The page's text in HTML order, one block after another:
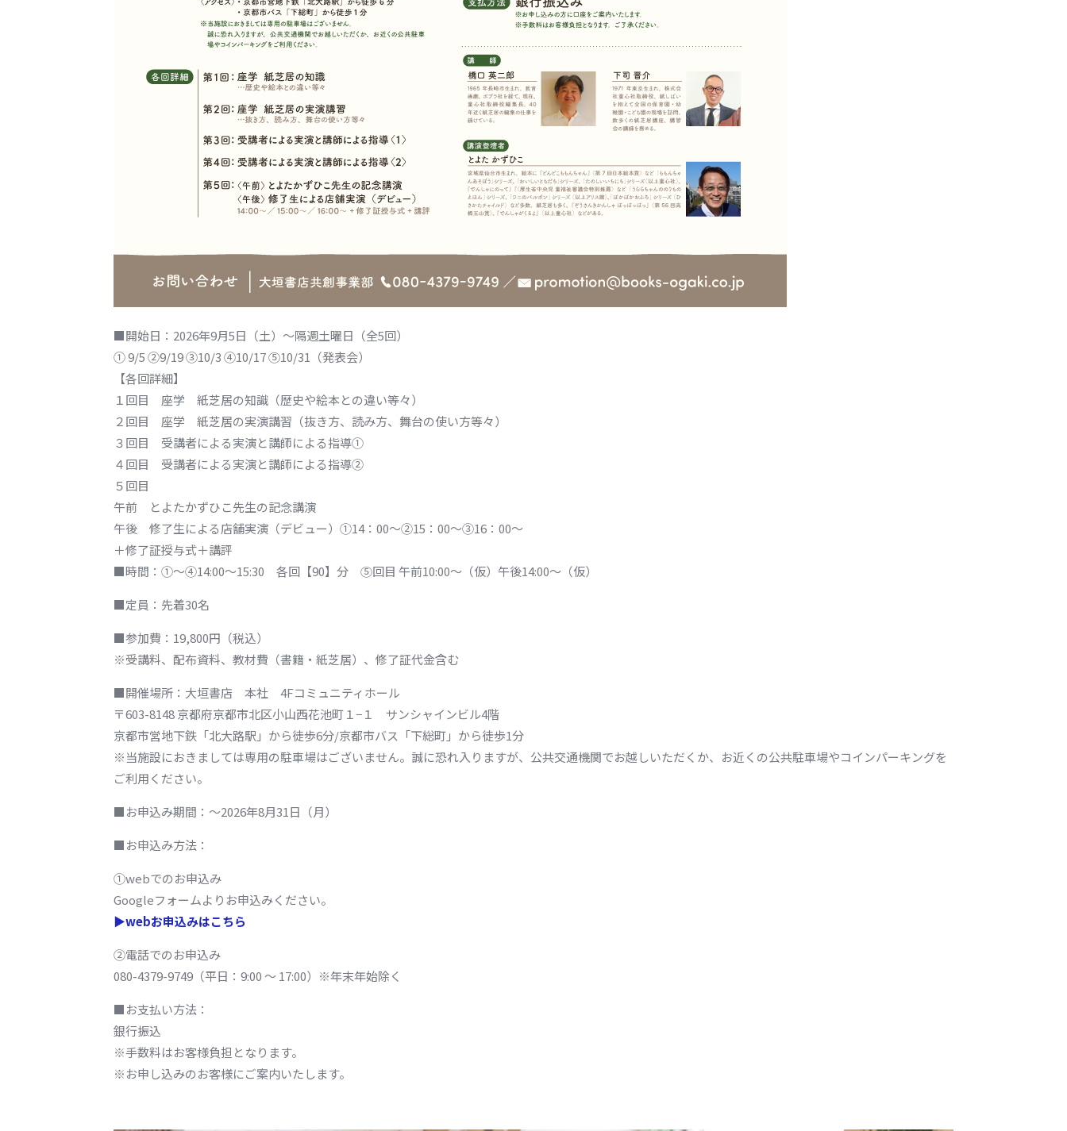
■開始日：2026年9月5日（土）～隔週土曜日（全5回）
① 9/5 ②9/19 ③10/3 ④10/17 ⑤10/31（発表会）
【各回詳細】
１回目 座学 紙芝居の知識（歴史や絵本との違い等々）
２回目 座学 紙芝居の実演講習（抜き方、読み方、舞台の使い方等々）
３回目 受講者による実演と講師による指導①
４回目 受講者による実演と講師による指導②
５回目
午前 とよたかずひこ先生の記念講演
午後 修了生による店舗実演（デビュー）①14：00～②15：00～③16：00～
＋修了証授与式＋講評
■時間：①～④14:00～15:30 各回【90】分 ⑤回目 午前10:00～（仮）午後14:00～（仮）
■定員：先着30名
■参加費：19,800円（税込）
※受講料、配布資料、教材費（書籍・紙芝居）、修了証代金含む
■開催場所：大垣書店 本社 4Fコミュニティホール
〒603-8148 京都府京都市北区小山西花池町１−１ サンシャインビル4階
京都市営地下鉄「北大路駅」から徒歩6分/京都市バス「下総町」から徒歩1分
※当施設におきましては専用の駐車場はございません。誠に恐れ入りますが、公共交通機関でお越しいただくか、お近くの公共駐車場やコインパーキングを
ご利用ください。
■お申込み期間：～2026年8月31日（月）
■お申込み方法：
①webでのお申込み
Googleフォームよりお申込みください。
▶webお申込みはこちら
②電話でのお申込み
080-4379-9749（平日：9:00 ～ 17:00）※年末年始除く
■お支払い方法：
銀行振込
※手数料はお客様負担となります。
※お申し込みのお客様にご案内いたします。